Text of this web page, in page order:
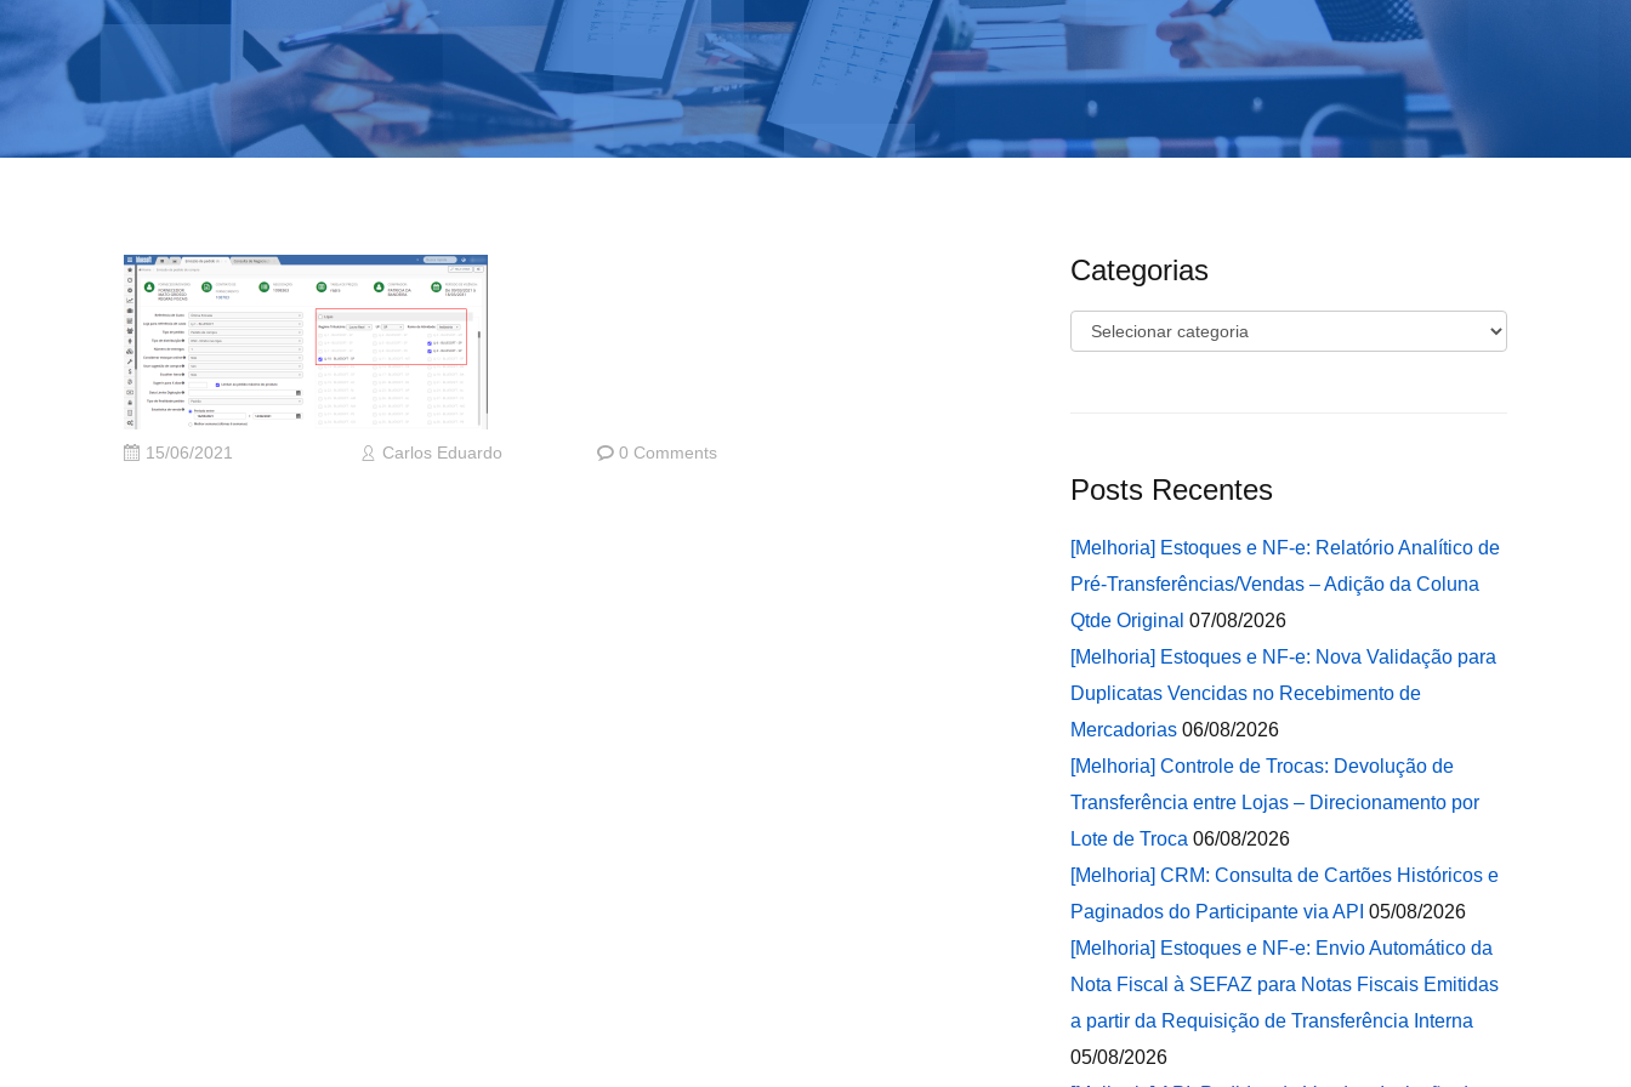
15/06/2021 Carlos Eduardo 0 Comments
Categorias
Categorias
Posts Recentes
[Melhoria] Estoques e NF-e: Relatório Analítico de
Pré-Transferências/Vendas – Adição da Coluna
Qtde Original 07/08/2026
[Melhoria] Estoques e NF-e: Nova Validação para
Duplicatas Vencidas no Recebimento de
Mercadorias 06/08/2026
[Melhoria] Controle de Trocas: Devolução de
Transferência entre Lojas – Direcionamento por
Lote de Troca 06/08/2026
[Melhoria] CRM: Consulta de Cartões Históricos e
Paginados do Participante via API 05/08/2026
[Melhoria] Estoques e NF-e: Envio Automático da
Nota Fiscal à SEFAZ para Notas Fiscais Emitidas
a partir da Requisição de Transferência Interna
05/08/2026